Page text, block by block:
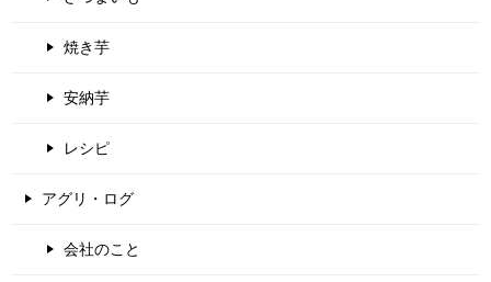
焼き芋
安納芋
レシピ
アグリ・ログ
会社のこと